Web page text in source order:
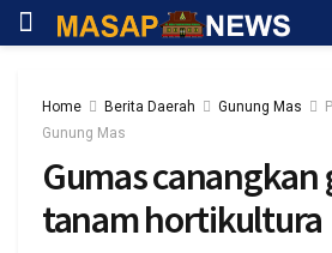
Home Berita Daerah Gunung Mas
Gunung Mas
Gumas canangkan
tanam hortikultura